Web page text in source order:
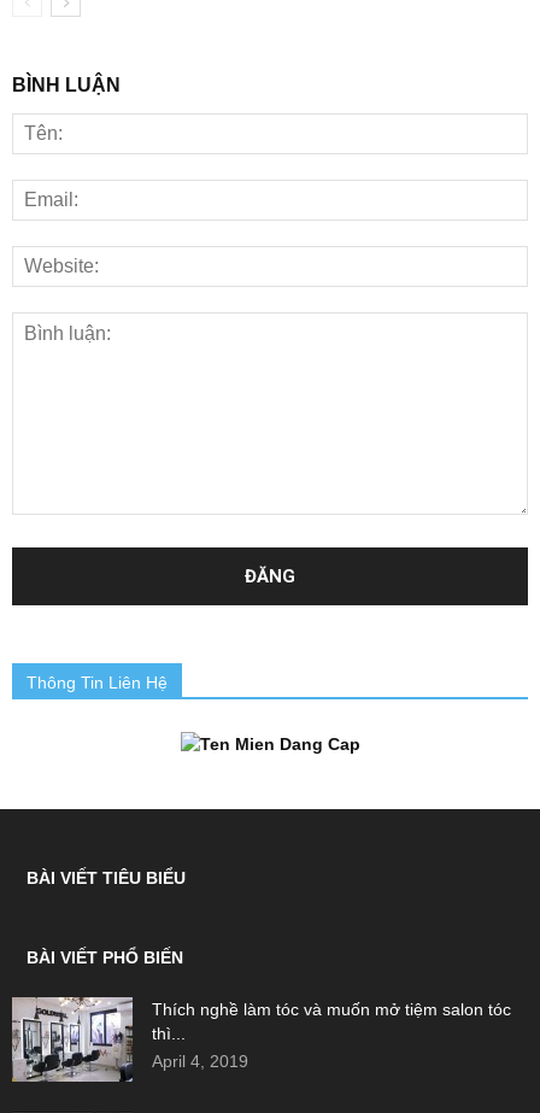
BÌNH LUẬN
Thông Tin Liên Hệ
BÀI VIẾT TIÊU BIỂU
BÀI VIẾT PHỔ BIẾN
Thích nghề làm tóc và muốn mở tiệm salon tóc
thì...
April 4, 2019